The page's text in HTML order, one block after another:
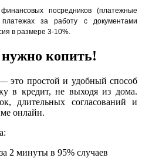
посредников (платежные
за работу с документами
в размере 3-10%.
копить!
это простой и удобный способ
в кредит, не выходя из дома.
длительных согласований и
онлайн.
2 минуты в 95% случаев